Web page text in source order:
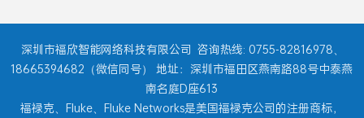
深圳市福欣智能网络科技有限公司 咨询热线: 0755-82816978、
18665394682（微信同号） 地址：深圳市福田区燕南路88号中泰燕
南名庭D座613
福禄克、Fluke、Fluke Networks是美国福禄克公司的注册商标，